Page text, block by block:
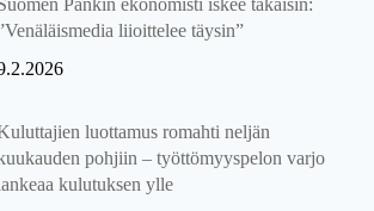
Pankin ekonomisti iskee takaisin:
liioittelee täysin”
luottamus romahti neljän
pohjiin – työttömyyspelon varjo
kulutuksen ylle